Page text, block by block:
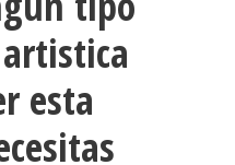
esta